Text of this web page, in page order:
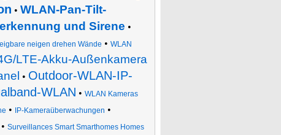
• WLAN-Pan-Tilt-
und Sirene •
neigen drehen Wände • WLAN
LTE-Akku-Außenkamera
• Outdoor-WLAN-IP-
WLAN • WLAN Kameras
• IP-Kameraüberwachungen •
Surveillances Smart Smarthomes Homes